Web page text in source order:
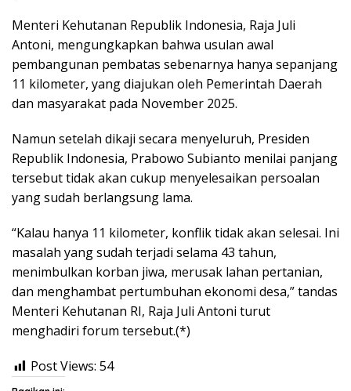
Menteri Kehutanan Republik Indonesia, Raja Juli
Antoni, mengungkapkan bahwa usulan awal
pembangunan pembatas sebenarnya hanya sepanjang
11 kilometer, yang diajukan oleh Pemerintah Daerah
dan masyarakat pada November 2025.
Namun setelah dikaji secara menyeluruh, Presiden
Republik Indonesia, Prabowo Subianto menilai panjang
tersebut tidak akan cukup menyelesaikan persoalan
yang sudah berlangsung lama.
“Kalau hanya 11 kilometer, konflik tidak akan selesai. Ini
masalah yang sudah terjadi selama 43 tahun,
menimbulkan korban jiwa, merusak lahan pertanian,
dan menghambat pertumbuhan ekonomi desa,” tandas
Menteri Kehutanan RI, Raja Juli Antoni turut
menghadiri forum tersebut.(*)
Post Views: 54